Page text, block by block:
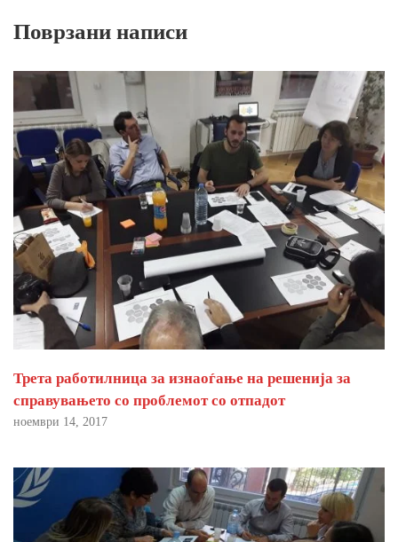
Поврзани написи
Трета работилница за изнаоѓање на решенија за
справувањето со проблемот со отпадот
ноември 14, 2017